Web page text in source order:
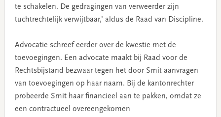
te schakelen. De gedragingen van verweerder zijn
tuchtrechtelijk verwijtbaar,’ aldus de Raad van Discipline.
Advocatie schreef eerder over de kwestie met de
toevoegingen. Een advocate maakt bij Raad voor de
Rechtsbijstand bezwaar tegen het door Smit aanvragen
van toevoegingen op haar naam. Bij de kantonrechter
probeerde Smit haar financieel aan te pakken, omdat ze
een contractueel overeengekomen